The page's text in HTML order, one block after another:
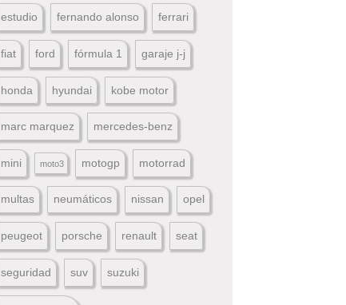
estudio fernando alonso ferrari
fiat ford fórmula 1 garaje j-j
honda hyundai kobe motor
marc marquez mercedes-benz
mini moto3 motogp motorrad
multas neumáticos nissan opel
peugeot porsche renault seat
seguridad suv suzuki